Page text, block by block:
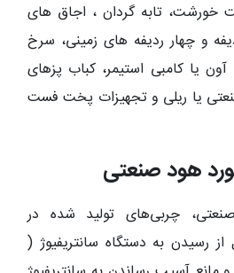
تابه گردان ، اجاق های
و چهار ردیفه های زمینی، سرخ
یا کامبی استیمر، کباب پزهای
یا ریلی و تجهیزات پخت فست
هود صنعتی
چربی‌های تولید شده در
رسیدن به دستگاه سانتریفیوژ (